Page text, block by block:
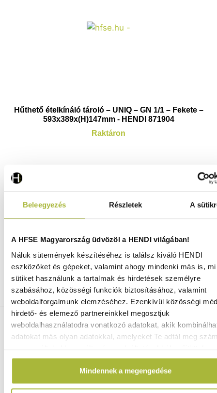
Beleegyezés Részletek A
A HFSE Magyarország üdvözöl a HENDI világában!
Náluk sütemények készítéséhez is találsz kiváló HENDI
eszközöket és gépeket, valamint ahogy mindenki más is,
sütiket használunk a tartalmak és hirdetések személyre
szabásához, közösségi funkciók biztosításához, valamint
weboldalforgalmunk elemzéséhez. Ezenkívül közösségi
hirdető- és elemező partnereinkkel megosztjuk
weboldalhasználatodra vonatkozó adatokat, akik
adatokat más olyan adatokkal, amelyeket Te adtál meg
Mindennek a megengedése
Hűthető ételkínáló tároló – UNIQ – GN 1/1 – Fekete –
593x389x(H)147mm - HENDI 871904
Raktáron
Ingyenes szállítás 25 000 Ft felett
Szállítás akár 1 munkanapon belül
Mindig a legkedvezőbb HENDI árak
Több mint 2000 termék raktáron
ELÉRHETŐSÉGEINK
info@hfse.hu